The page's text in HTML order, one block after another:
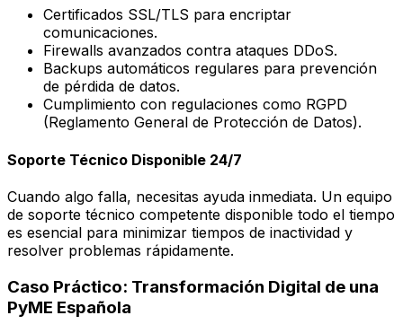
Certificados SSL/TLS para encriptar
comunicaciones.
Firewalls avanzados contra ataques DDoS.
Backups automáticos regulares para prevención
de pérdida de datos.
Cumplimiento con regulaciones como RGPD
(Reglamento General de Protección de Datos).
Soporte Técnico Disponible 24/7
Cuando algo falla, necesitas ayuda inmediata. Un equipo
de soporte técnico competente disponible todo el tiempo
es esencial para minimizar tiempos de inactividad y
resolver problemas rápidamente.
Caso Práctico: Transformación Digital de una
PyME Española